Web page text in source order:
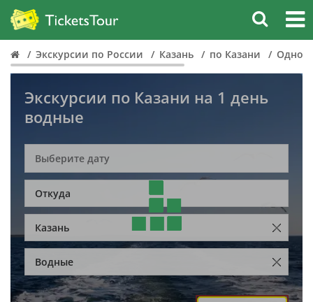
Экскурсии по России Казань по Казани
Экскурсии по Казани на 1 день
водные
Откуда
Казань
Водные